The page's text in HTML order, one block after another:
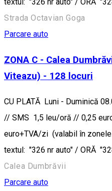
textul: "326 nr auto" / ORĂ
Strada Octavian Goga
Parcare auto
ZONA C - Calea
Viteazu) - 128 locuri
CU PLATĂ Luni - Duminică
// SMS 1,5 leu/oră // 0,25
euro+TVA/zi (valabil în
textul: "326 nr auto" / ORĂ
Calea Dumbrăvii
Parcare auto